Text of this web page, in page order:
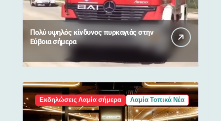
Πολύ υψηλός κίνδυνος πυρκαγιάς στην
Εύβοια σήμερα
Εκδηλώσεις Λαμία σήμερα Λαμία Τοπικά Νέα